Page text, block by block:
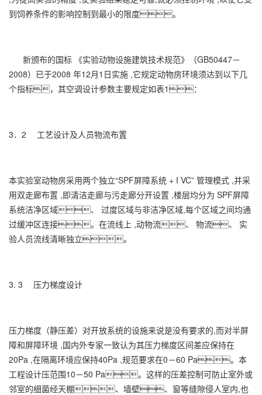
到饲养条件的影响控制到最小的限度。
新颁布的国标 《实验动物设施建筑技术规范》（GB50447－
2008）已于2008 年12月1日实施 ,它规定动物房环境须达到以下几
个指标，其空调设计参数主要规定如表1：
3．2 工艺设计及人员物流布置
本实验室动物房采用两个独立“SPF屏障系统 + I VC” 管理模式 ,并采
用双走廊布置 ,即清洁走廊与污走廊分开设置 ,楼层均分为 SPF屏障
系统洁净区域、 过度区域与非洁净区域,每个区域之间均通
过缓冲区连接。在流线上 ,动物流、 物流、 实
验人员流线清晰独立。
3. 3 压力梯度设计
压力梯度（静压差）对开放系统的设施来说是没有要求的,而对半屏
障和屏障环境 ,国内外专家一致认为其压力梯度区间差应保持在
20Pa ,在隔离环境应保持40Pa ,规范要求在0－60 Pa。本
工程设计压范围10－50 Pa。这样的压差控制可防止室外或
邻室的细菌经天棚、墙壁、窗等缝隙侵人室内,也